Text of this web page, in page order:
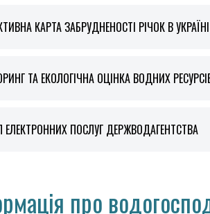
КАРТА ЗАБРУДНЕНОСТІ РІЧОК В УКРАЇНІ
ТА ЕКОЛОГІЧНА ОЦІНКА ВОДНИХ
ЕЛЕКТРОННИХ ПОСЛУГ ДЕРЖВОДАГЕНТСТВА
про